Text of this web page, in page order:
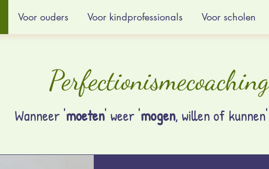
Voor ouders Voor kindprofessionals Voor scholen
Perfectionismecoaching
Wanneer 'moeten' weer 'mogen, willen of